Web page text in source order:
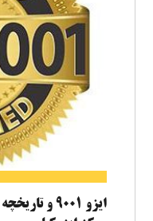
ایزو ۹۰۰۱ و